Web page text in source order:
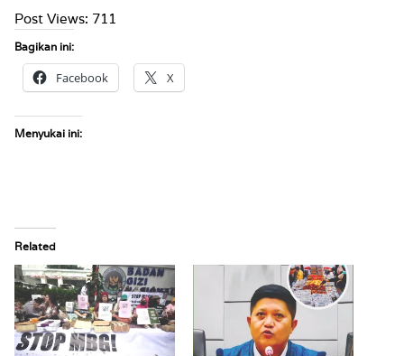
Post Views: 711
Bagikan ini:
Facebook X
Menyukai ini:
Related